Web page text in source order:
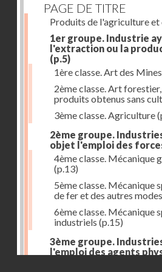
PAGE DE TITRE
Produits de l'agriculture
1er groupe. Industrie
l'extraction ou la
(p.5)
1ère classe. Art des
2ème classe. Art
produits obtenus sans
3ème classe. Agriculture
2ème groupe.
objet l'emploi des
4ème classe. Mécanique
(p.13)
5ème classe. Mécanique
de fer et des autres
6ème classe. Mécanique
industriels (p.15)
3ème groupe.
l'emploi des agents